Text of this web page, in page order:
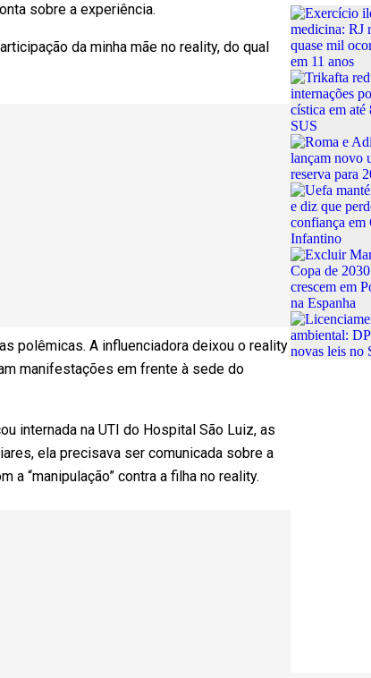
sobre a experiência.
da minha mãe no reality, do qual
polêmicas. A influenciadora deixou o reality
manifestações em frente à sede do
internada na UTI do Hospital São Luiz, as
ela precisava ser comunicada sobre a
a “manipulação” contra a filha no reality.